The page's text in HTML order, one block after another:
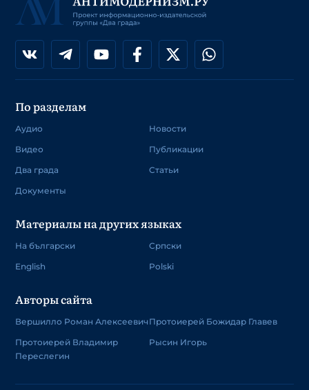
По разделам
Аудио
Видео
Два града
Документы
Новости
Публикации
Статьи
Материалы на других языках
На български
English
Српски
Polski
Авторы сайта
Вершилло Роман Алексеевич
Протоиерей Владимир
Переслегин
Протоиерей Божидар Главев
Рысин Игорь